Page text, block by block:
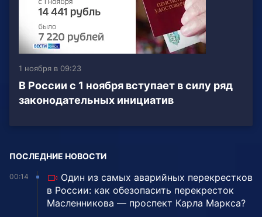
1 ноября в 09:23
В России с 1 ноября вступает в силу ряд
законодательных инициатив
ПОСЛЕДНИЕ НОВОСТИ
00:14
Один из самых аварийных перекрестков
в России: как обезопасить перекресток
Масленникова — проспект Карла Маркса?